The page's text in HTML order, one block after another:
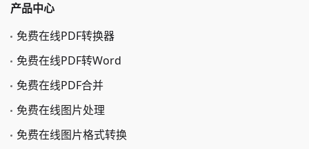
产品中心
免费在线PDF转换器
免费在线PDF转Word
免费在线PDF合并
免费在线图片处理
免费在线图片格式转换